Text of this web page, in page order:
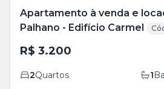
Apartamento à venda e
Palhano - Edifício Carmel
R$ 3.200
2Quartos 1